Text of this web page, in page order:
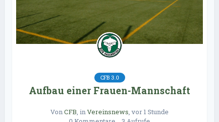
CFB 3.0
Aufbau einer Frauen-Mannschaft
VonCFB, inVereinsnews, vor 1 Stunde